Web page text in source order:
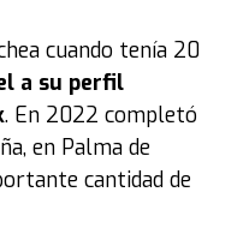
cuando tenía 20
a su perfil
. En 2022 completó
en Palma de
cantidad de